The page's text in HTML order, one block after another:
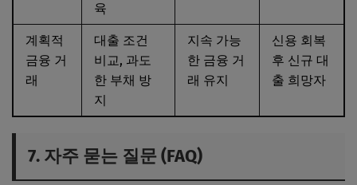
육
계획적
금융 거
래
대출 조건
비교, 과도
한 부채 방
지
지속 가능
한 금융 거
래 유지
신용 회복
후 신규 대
출 희망자
7. 자주 묻는 질문 (FAQ)